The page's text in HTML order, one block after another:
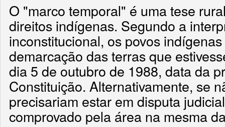
O "marco temporal" é uma tese
direitos indígenas. Segundo a
inconstitucional, os povos
demarcação das terras que
dia 5 de outubro de 1988, data da
Constituição. Alternativamente, se
precisariam estar em disputa
comprovado pela área na mesma